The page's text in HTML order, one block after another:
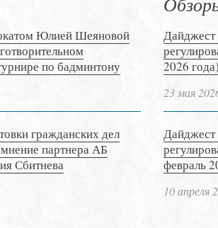
Юлией Шеяновой
по бадминтону
гражданских дел
партнера АБ
Сбитнева
Дайджест
2026
23 мая
Дайджест
февраль
10 апреля